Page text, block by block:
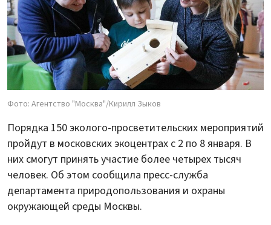
Фото: Агентство "Москва"/Кирилл Зыков
Порядка 150 эколого-просветительских мероприятий
пройдут в московских экоцентрах с 2 по 8 января. В
них смогут принять участие более четырех тысяч
человек. Об этом сообщила пресс-служба
департамента природопользования и охраны
окружающей среды Москвы.